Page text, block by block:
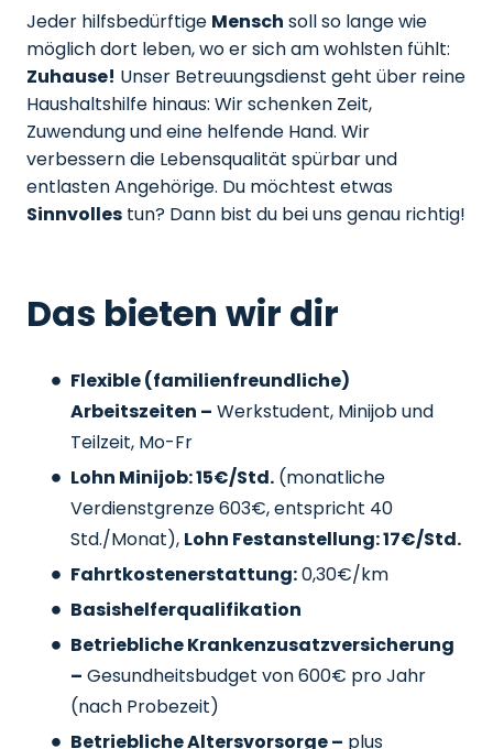
Jeder hilfsbedürftige Mensch soll so lange wie
möglich dort leben, wo er sich am wohlsten fühlt:
Zuhause! Unser Betreuungsdienst geht über reine
Haushaltshilfe hinaus: Wir schenken Zeit,
Zuwendung und eine helfende Hand. Wir
verbessern die Lebensqualität spürbar und
entlasten Angehörige. Du möchtest etwas
Sinnvolles tun? Dann bist du bei uns genau richtig!
Das bieten wir dir
Flexible (familienfreundliche)
Arbeitszeiten – Werkstudent, Minijob und
Teilzeit, Mo-Fr
Lohn Minijob: 15€/Std. (monatliche
Verdienstgrenze 603€, entspricht 40
Std./Monat), Lohn Festanstellung: 17€/Std.
Fahrtkostenerstattung:0,30€/km
Basishelferqualifikation
Betriebliche Krankenzusatzversicherung
– Gesundheitsbudget von 600€ pro Jahr
(nach Probezeit)
Betriebliche Altersvorsorge – plus